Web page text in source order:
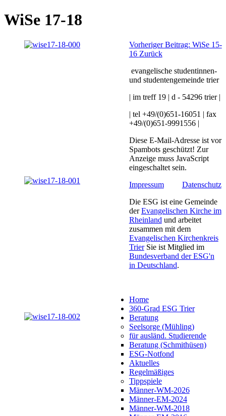
WiSe 17-18
Vorheriger Beitrag: WiSe 15-
16 Zurück
evangelische studentinnen-
und studentengemeinde trier
| im treff 19 | d - 54296 trier |
| tel +49/(0)651-16051 | fax
+49/(0)651-9991556 |
Diese E-Mail-Adresse ist vor
Spambots geschützt! Zur
Anzeige muss JavaScript
eingeschaltet sein.
Impressum
Datenschutz
Die ESG ist eine Gemeinde
derEvangelischen Kirche im
Rheinland und arbeitet
zusammen mit dem
Evangelischen Kirchenkreis
TrierSie ist Mitglied im
Bundesverband der ESG'n
in Deutschland.
Home
360-Grad ESG Trier
Beratung
Seelsorge (Mühling)
für ausländ. Studierende
Beratung (Schmithüsen)
ESG-Notfond
Aktuelles
Regelmäßiges
Tippspiele
Männer-WM-2026
Männer-EM-2024
Männer-WM-2018